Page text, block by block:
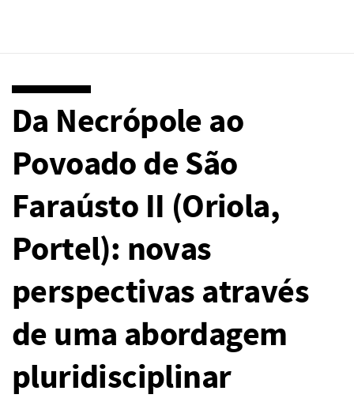
Da Necrópole ao
Povoado de São
Faraústo II (Oriola,
Portel): novas
perspectivas através
de uma abordagem
pluridisciplinar